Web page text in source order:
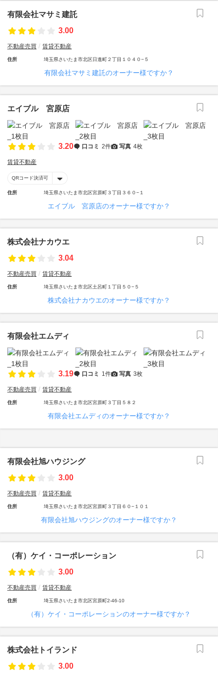
有限会社マサミ建託
3.00
不動産売買 賃貸不動産
住所 埼玉県さいたま市北区日進町２丁目１０４０−５
有限会社マサミ建託のオーナー様ですか？
エイブル 宮原店
3.20 口コミ 2件 写真 4枚
賃貸不動産
QRコード決済可
住所 埼玉県さいたま市北区宮原町３丁目３６０−１
エイブル 宮原店のオーナー様ですか？
株式会社ナカウエ
3.04
不動産売買 賃貸不動産
住所 埼玉県さいたま市北区土呂町１丁目５０−５
株式会社ナカウエのオーナー様ですか？
有限会社エムディ
3.19 口コミ 1件 写真 3枚
不動産売買 賃貸不動産
住所 埼玉県さいたま市北区宮原町３丁目５８２
有限会社エムディのオーナー様ですか？
有限会社旭ハウジング
3.00
不動産売買 賃貸不動産
住所 埼玉県さいたま市北区宮原町３丁目６０−１０１
有限会社旭ハウジングのオーナー様ですか？
（有）ケイ・コーポレーション
3.00
不動産売買 賃貸不動産
住所 埼玉県さいたま市北区宮原町2-46-10
（有）ケイ・コーポレーションのオーナー様ですか？
株式会社トイランド
3.00